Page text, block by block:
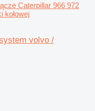
Caterpillar 966 972
kołowej
volvo /